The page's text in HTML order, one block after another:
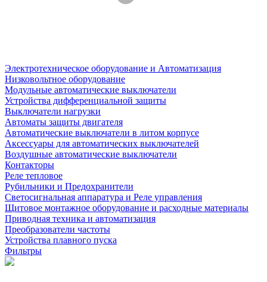
Электротехническое оборудование и Автоматизация
Низковольтное оборудование
Модульные автоматические выключатели
Устройства дифференциальной защиты
Выключатели нагрузки
Автоматы защиты двигателя
Автоматические выключатели в литом корпусе
Аксессуары для автоматических выключателей
Воздушные автоматические выключатели
Контакторы
Реле тепловое
Рубильники и Предохранители
Светосигнальная аппаратура и Реле управления
Щитовое монтажное оборудование и расходные материалы
Приводная техника и автоматизация
Преобразователи частоты
Устройства плавного пуска
Фильтры